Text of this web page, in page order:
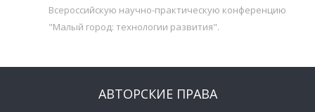
Всероссийскую научно-практическую конференцию
"Малый город: технологии развития".
АВТОРСКИЕ ПРАВА